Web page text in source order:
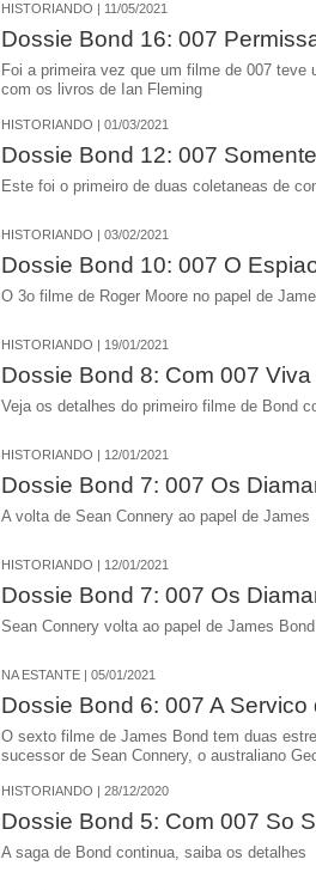
HISTORIANDO | 11/05/2021
Dossie Bond 16: 007
Foi a primeira vez que um filme de 007 teve
com os livros de Ian Fleming
HISTORIANDO | 01/03/2021
Dossie Bond 12: 007
Este foi o primeiro de duas coletaneas de
HISTORIANDO | 03/02/2021
Dossie Bond 10: 007 O
O 3o filme de Roger Moore no papel de
HISTORIANDO | 19/01/2021
Dossie Bond 8: Com 007
Veja os detalhes do primeiro filme de Bond
HISTORIANDO | 12/01/2021
Dossie Bond 7: 007 Os
A volta de Sean Connery ao papel de
HISTORIANDO | 12/01/2021
Dossie Bond 7: 007 Os
Sean Connery volta ao papel de James
NA ESTANTE | 05/01/2021
Dossie Bond 6: 007 A
O sexto filme de James Bond tem duas
sucessor de Sean Connery, o australiano
HISTORIANDO | 28/12/2020
Dossie Bond 5: Com 007 So
A saga de Bond continua, saiba os detalhes